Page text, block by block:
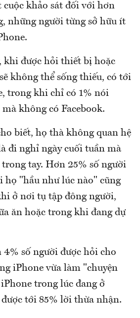
khảo sát đối với hơn
những người từng sở hữu ít
khi được hỏi thiết bị hoặc
không thể sống thiếu, có tới
trong khi chỉ có 1% nói
không có Facebook.
biết, họ thà không quan hệ
đi nghỉ ngày cuối tuần mà
tay. Hơn 25% số người
họ "hầu như lúc nào" cũng
ở nơi tụ tập đông người,
ăn hoặc trong khi đang dự
số người được hỏi cho
iPhone vừa làm "chuyện
trong lúc đang ở
tới 85% lời thừa nhận.